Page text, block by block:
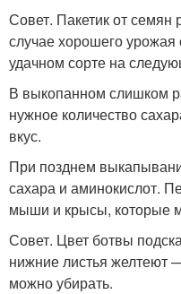
Совет. Пакетик от семян
случае хорошего
удачном сорте на
В выкопанном слишком
нужное количество
вкус.
При позднем
сахара и аминокислот.
мыши и крысы, которые
Совет. Цвет ботвы
нижние листья желтеют
можно убирать.